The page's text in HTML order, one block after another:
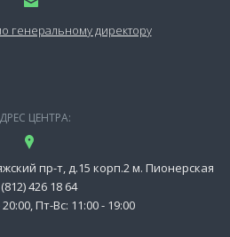
генеральному директору
ЦЕНТРА:
пр-т, д.15 корп.2 м. Пионерская
426 18 64
Пт-Вс: 11:00 - 19:00